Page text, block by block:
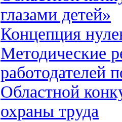
глазами детей»
Концепция
Методические
работодателей
Областной
охраны труда